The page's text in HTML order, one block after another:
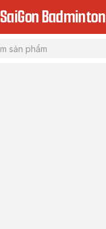
SaiGon Badminton